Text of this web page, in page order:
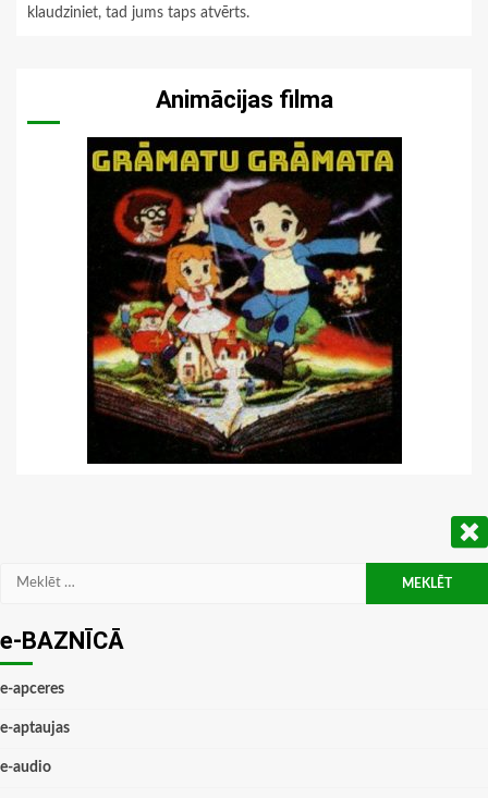
klaudziniet, tad jums taps atvērts.
Animācijas filma
Meklēt:
e-BAZNĪCĀ
e-apceres
e-aptaujas
e-audio